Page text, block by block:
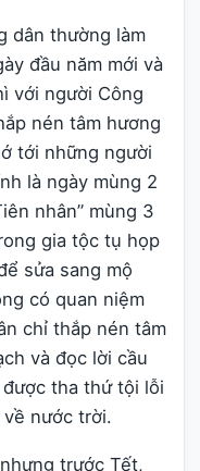
dân thường làm
đầu năm mới và
với người Công
nén tâm hương
tới những người
là ngày mùng 2
nhân” mùng 3
gia tộc tụ họp
sửa sang mộ
có quan niệm
chỉ thắp nén tâm
và đọc lời cầu
tha thứ tội lỗi
nước trời.
trước Tết,